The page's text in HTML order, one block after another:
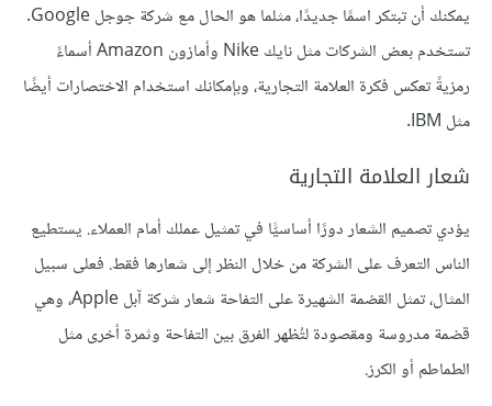
يمكنك أن تبتكر اسمًا جديدًا، مثلما هو الحال مع شركة جوجل Google.
تستخدم بعض الشركات مثل نايك Nike وأمازون Amazon أسماءً
رمزيةً تعكس فكرة العلامة التجارية، وبإمكانك استخدام الاختصارات أيضًا
مثل IBM.
شعار العلامة التجارية
يؤدي تصميم الشعار دورًا أساسيًّا في تمثيل عملك أمام العملاء. يستطيع
الناس التعرف على الشركة من خلال النظر إلى شعارها فقط. فعلى سبيل
المثال، تمثل القضمة الشهيرة على التفاحة شعار شركة آبل Apple، وهي
قضمة مدروسة ومقصودة لتُظهر الفرق بين التفاحة وثمرة أخرى مثل
الطماطم أو الكرز.